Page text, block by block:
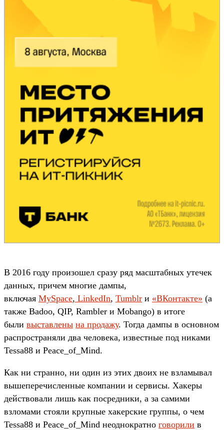
В 2016 году произошел сразу ряд масштабных утечек
данных, причем многие дампы,
включая MySpace, LinkedIn, Tumblr и «ВКонтакте» (а
также Badoo, QIP, Rambler и Mobango) в итоге
были выставлены на продажу. Тогда дампы в основном
распространяли два человека, известные под никами
Tessa88 и Peace_of_Mind.
Как ни странно, ни один из этих двоих не взламывал
вышеперечисленные компании и сервисы. Хакеры
действовали лишь как посредники, а за самими
взломами стояли крупные хакерские группы, о чем
Tessa88 и Peace_of_Mind неоднократно говорили в